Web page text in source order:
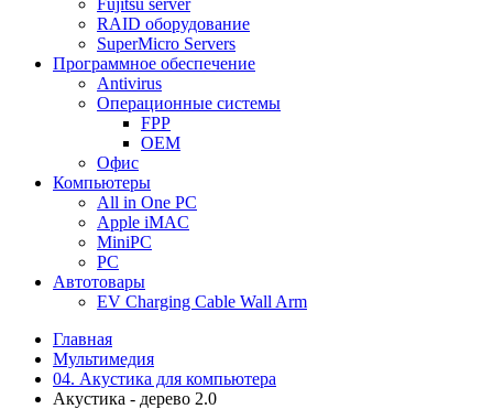
Fujitsu server
RAID оборудование
SuperMicro Servers
Программное обеспечение
Antivirus
Операционные системы
FPP
OEM
Офис
Компьютеры
All in One PC
Apple iMAC
MiniPC
PC
Автотовары
EV Charging Cable Wall Arm
Главная
Мультимедия
04. Акустика для компьютера
Акустика - дерево 2.0